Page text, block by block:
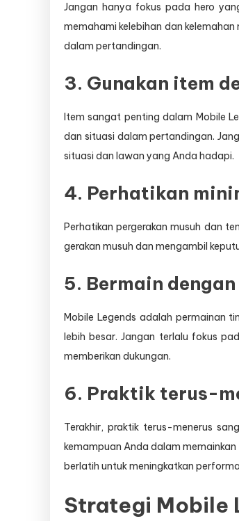
Jangan hanya fokus pada hero
memahami kelebihan dan
dalam pertandingan.
3. Gunakan item
Item sangat penting dalam Mobile
dan situasi dalam pertandingan.
situasi dan lawan yang Anda hadapi.
4. Perhatikan
Perhatikan pergerakan musuh dan
gerakan musuh dan mengambil
5. Bermain
Mobile Legends adalah permainan
lebih besar. Jangan terlalu fokus
memberikan dukungan.
6. Praktik terus-
Terakhir, praktik terus-menerus
kemampuan Anda dalam
berlatih untuk meningkatkan
Strategi Mobile